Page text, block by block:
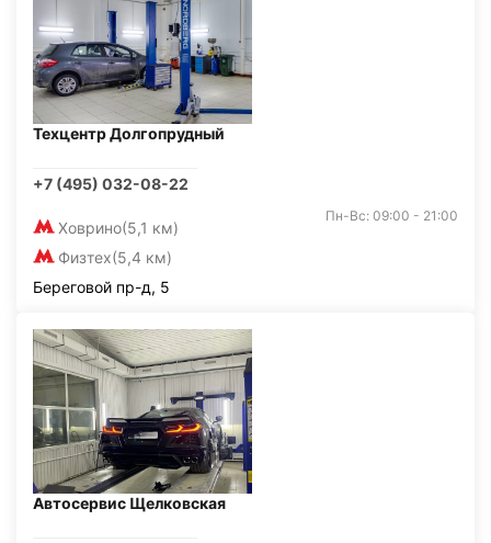
Техцентр Долгопрудный
+7 (495) 032-08-22
Ховрино(5,1 км)
Физтех(5,4 км)
Пн-Вс: 09:00 - 21:00
Береговой пр-д, 5
Автосервис Щелковская